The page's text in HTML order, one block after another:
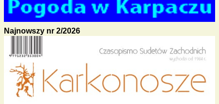
Najnowszy nr 2/2026